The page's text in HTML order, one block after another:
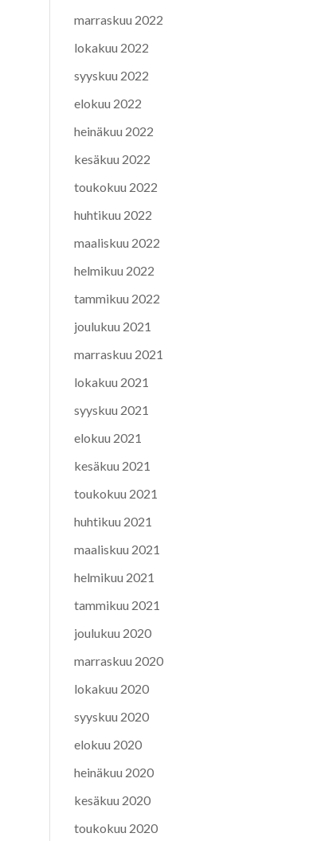
marraskuu 2022
lokakuu 2022
syyskuu 2022
elokuu 2022
heinäkuu 2022
kesäkuu 2022
toukokuu 2022
huhtikuu 2022
maaliskuu 2022
helmikuu 2022
tammikuu 2022
joulukuu 2021
marraskuu 2021
lokakuu 2021
syyskuu 2021
elokuu 2021
kesäkuu 2021
toukokuu 2021
huhtikuu 2021
maaliskuu 2021
helmikuu 2021
tammikuu 2021
joulukuu 2020
marraskuu 2020
lokakuu 2020
syyskuu 2020
elokuu 2020
heinäkuu 2020
kesäkuu 2020
toukokuu 2020